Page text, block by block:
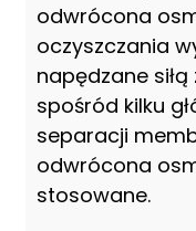
odwrócona
oczyszczania
napędzane
spośród kilku
separacji
odwrócona
stosowane.